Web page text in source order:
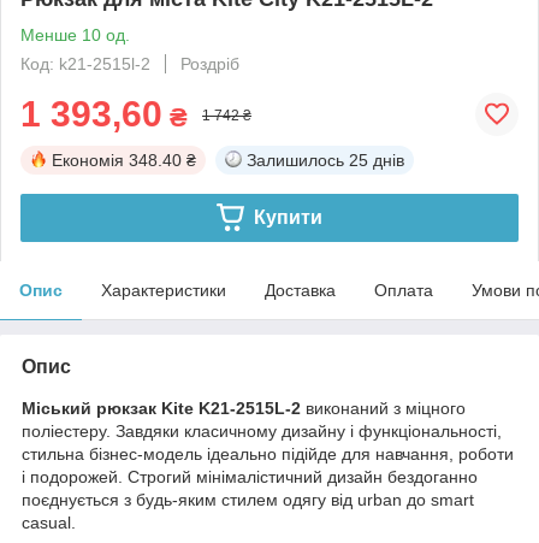
Менше 10 од.
Код: k21-2515l-2
Роздріб
1 393,60 ₴ 1 742 ₴
Економія 348.40 ₴ Залишилось 25 днів
Купити
Опис Характеристики Доставка Оплата Умови
Опис
Міський рюкзак Kite K21-2515L-2 виконаний з міцного
поліестеру. Завдяки класичному дизайну і функціональності,
стильна бізнес-модель ідеально підійде для навчання, роботи
і подорожей. Строгий мінімалістичний дизайн бездоганно
поєднується з будь-яким стилем одягу від urban до smart
casual.